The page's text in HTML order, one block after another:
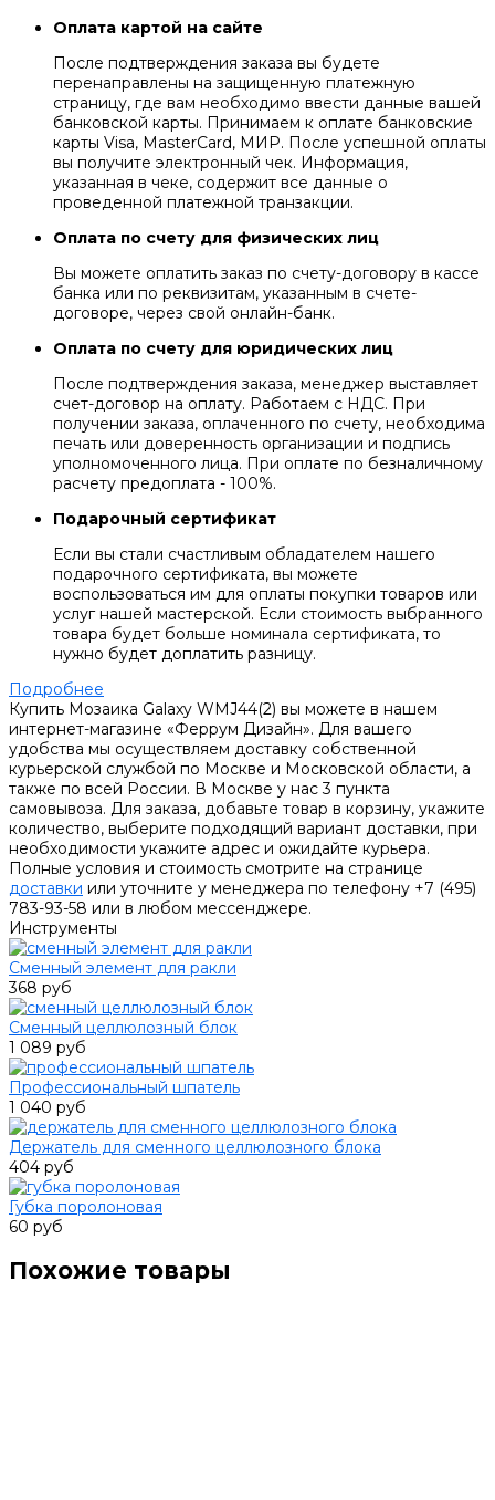
Оплата картой на сайте
После подтверждения заказа вы будете
перенаправлены на защищенную платежную
страницу, где вам необходимо ввести данные вашей
банковской карты. Принимаем к оплате банковские
карты Visa, MasterCard, МИР. После успешной оплаты
вы получите электронный чек. Информация,
указанная в чеке, содержит все данные о
проведенной платежной транзакции.
Оплата по счету для физических лиц
Вы можете оплатить заказ по счету-договору в кассе
банка или по реквизитам, указанным в счете-
договоре, через свой онлайн-банк.
Оплата по счету для юридических лиц
После подтверждения заказа, менеджер выставляет
счет-договор на оплату. Работаем с НДС. При
получении заказа, оплаченного по счету, необходима
печать или доверенность организации и подпись
уполномоченного лица. При оплате по безналичному
расчету предоплата - 100%.
Подарочный сертификат
Если вы стали счастливым обладателем нашего
подарочного сертификата, вы можете
воспользоваться им для оплаты покупки товаров или
услуг нашей мастерской. Если стоимость выбранного
товара будет больше номинала сертификата, то
нужно будет доплатить разницу.
Подробнее
Купить Мозаика Galaxy WMJ44(2) вы можете в нашем
интернет-магазине «Феррум Дизайн». Для вашего
удобства мы осуществляем доставку собственной
курьерской службой по Москве и Московской области, а
также по всей России. В Москве у нас 3 пункта
самовывоза. Для заказа, добавьте товар в корзину, укажите
количество, выберите подходящий вариант доставки, при
необходимости укажите адрес и ожидайте курьера.
Полные условия и стоимость смотрите на странице
доставки или уточните у менеджера по телефону +7 (495)
783-93-58 или в любом мессенджере.
Инструменты
Сменный элемент для ракли
368 руб
Сменный целлюлозный блок
1 089 руб
Профессиональный шпатель
1 040 руб
Держатель для сменного целлюлозного блока
404 руб
Губка поролоновая
60 руб
Похожие товары